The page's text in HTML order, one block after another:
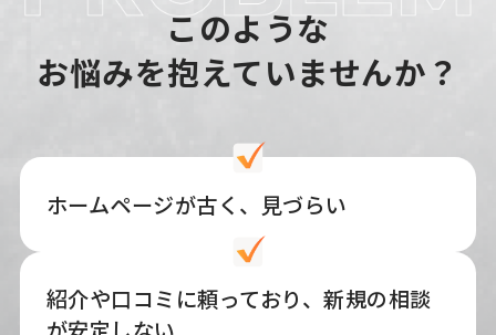
このような
お悩みを抱えていませんか？
ホームページが古く、見づらい
紹介や口コミに頼っており、新規の相談